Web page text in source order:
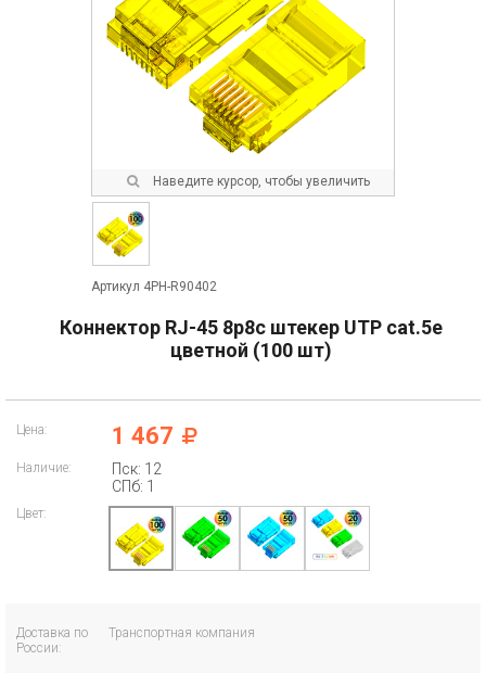
Наведите курсор, чтобы увеличить
Артикул 4PH-R90402
Коннектор RJ-45 8p8c штекер UTP cat.5e
цветной (100 шт)
Цена: 1 467
Наличие:
Пск: 12
СПб: 1
Цвет:
Доставка по
России:
Транспортная компания